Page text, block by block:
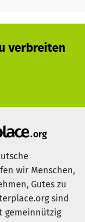
Interkulturelle
als "Femme-
Begegnung,
zu
ev.de
verbreiten
wir Menschen,
Gutes zu
sind
gemeinnützig